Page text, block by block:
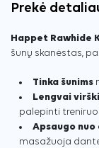
Prekė
Happet Rawhide
šunų skanėstas,
Tinka šunims
Lengvai
palepinti
Apsaugo nuo
masažuoja